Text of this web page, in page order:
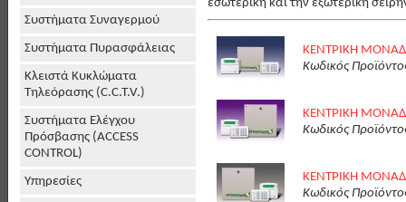
Συστήματα Συναγερμού
Συστήματα Πυρασφάλειας
Κλειστά Κυκλώματα
Τηλεόρασης (C.C.T.V.)
Συστήματα Ελέγχου
Πρόσβασης (ACCESS
CONTROL)
Υπηρεσίες
εσωτερική και την εξωτερική
ΚΕΝΤΡΙΚΗ
Κωδικός
ΚΕΝΤΡΙΚΗ
Κωδικός
ΚΕΝΤΡΙΚΗ
Κωδικός